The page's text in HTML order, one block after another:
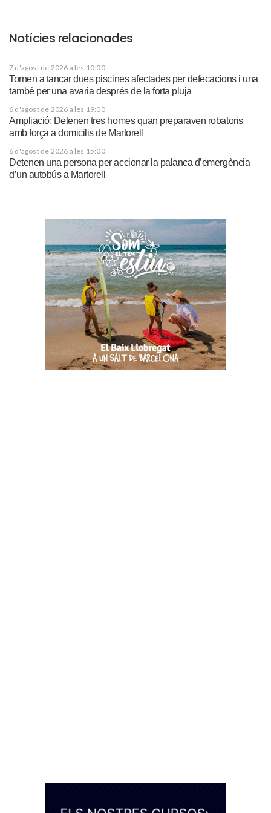
Notícies relacionades
7 d'agost de 2026 a les 10:00
Tornen a tancar dues piscines afectades per defecacions i una
també per una avaria després de la forta pluja
6 d'agost de 2026 a les 19:00
Ampliació: Detenen tres homes quan preparaven robatoris
amb força a domicilis de Martorell
6 d'agost de 2026 a les 15:00
Detenen una persona per accionar la palanca d’emergència
d’un autobús a Martorell